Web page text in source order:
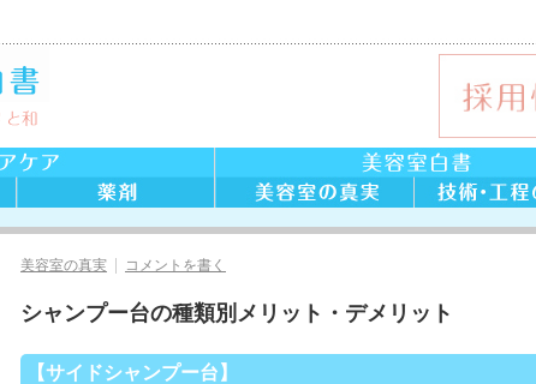
美容室の真実 コメントを書く
シャンプー台の種類別メリット・デメリット
【サイドシャンプー台】